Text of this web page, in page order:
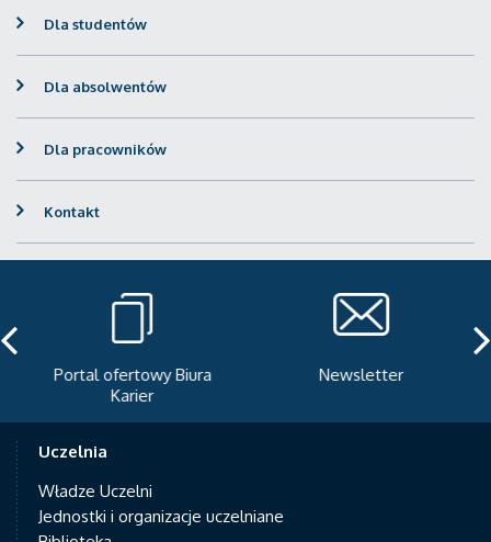
Dla studentów
Dla absolwentów
Dla pracowników
Kontakt
Portal ofertowy Biura
Karier
Newsletter
Uczelnia
Władze Uczelni
Jednostki i organizacje uczelniane